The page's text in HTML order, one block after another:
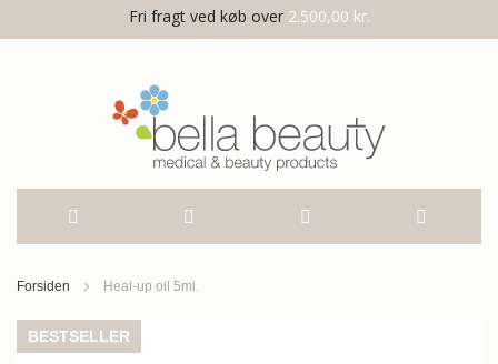
Fri fragt ved køb over 2.500,00 kr.
Content
Forsiden Heal-up oil 5ml.
Gå
til
BESTSELLER